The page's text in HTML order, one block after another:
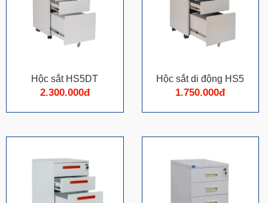
Hộc sắt HS5DT
2.300.000đ
Hộc sắt di động HS5
1.750.000đ